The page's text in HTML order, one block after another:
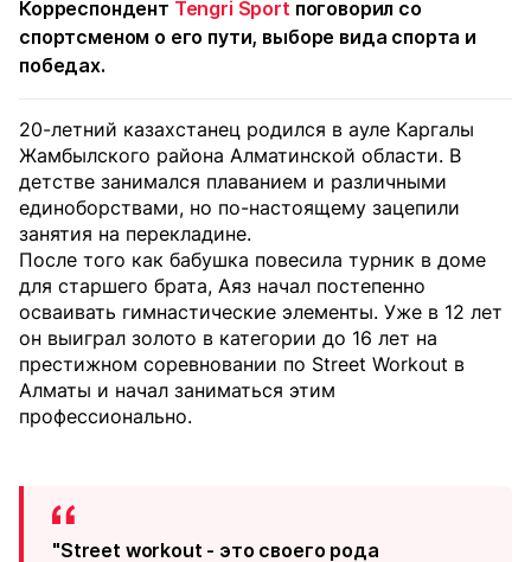
Корреспондент Tengri Sport поговорил со
спортсменом о его пути, выборе вида спорта и
победах.
20-летний казахстанец родился в ауле Каргалы
Жамбылского района Алматинской области. В
детстве занимался плаванием и различными
единоборствами, но по-настоящему зацепили
занятия на перекладине.
После того как бабушка повесила турник в доме
для старшего брата, Аяз начал постепенно
осваивать гимнастические элементы. Уже в 12 лет
он выиграл золото в категории до 16 лет на
престижном соревновании по Street Workout в
Алматы и начал заниматься этим
профессионально.
"Street workout - это своего рода